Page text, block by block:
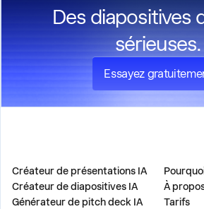
Des diapositives
sérieuses.
Essayez
Créateur de présentations IA
Créateur de diapositives IA
Générateur de pitch deck IA
À
Tarifs